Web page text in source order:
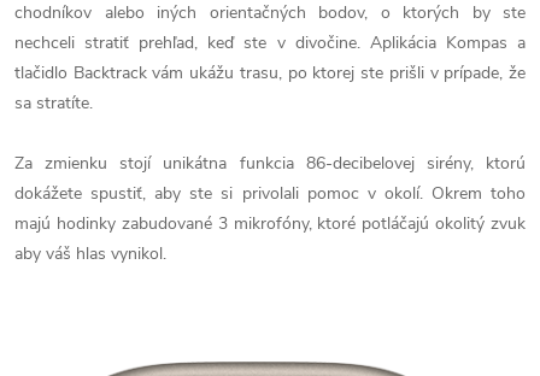
chodníkov alebo iných orientačných bodov, o ktorých by ste
nechceli stratiť prehľad, keď ste v divočine. Aplikácia Kompas a
tlačidlo Backtrack vám ukážu trasu, po ktorej ste prišli v prípade, že
sa stratíte.
Za zmienku stojí unikátna funkcia 86-decibelovej sirény, ktorú
dokážete spustiť, aby ste si privolali pomoc v okolí. Okrem toho
majú hodinky zabudované 3 mikrofóny, ktoré potláčajú okolitý zvuk
aby váš hlas vynikol.